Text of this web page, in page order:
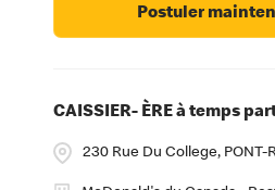
Postuler
CAISSIER- ÈRE à temps
230 Rue Du College, PONT-